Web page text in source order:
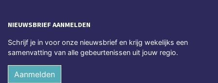
NIEUWSBRIEF AANMELDEN
Schrijf je in voor onze nieuwsbrief en krijg wekelijks een
samenvatting van alle gebeurtenissen uit jouw regio.
Aanmelden